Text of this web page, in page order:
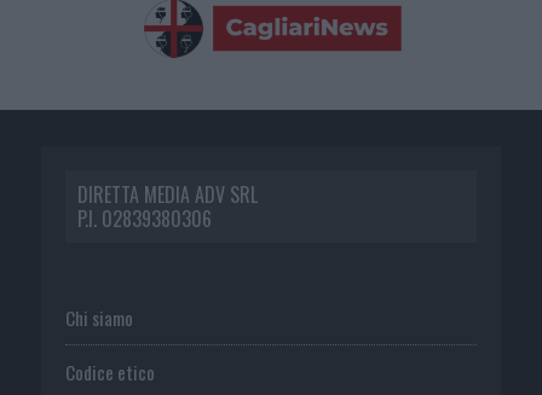
DIRETTA MEDIA ADV SRL
P.I. 02839380306
Chi siamo
Codice etico